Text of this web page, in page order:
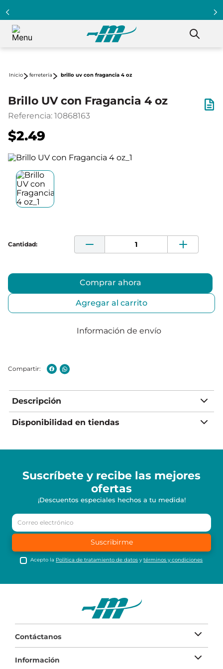
ferretería brillo uv con fragancia 4 oz
Brillo UV con Fragancia 4 oz
Referencia: 10868163
$2.49
Comprar ahora
Agregar al carrito
Información de envío
Descripción
Disponibilidad en tiendas
Suscríbete y recibe las mejores
ofertas
¡Descuentos especiales hechos a tu medida!
Suscribirme
Acepto la Política de tratamiento de datos ytérminos y condiciones
Contáctanos
Información